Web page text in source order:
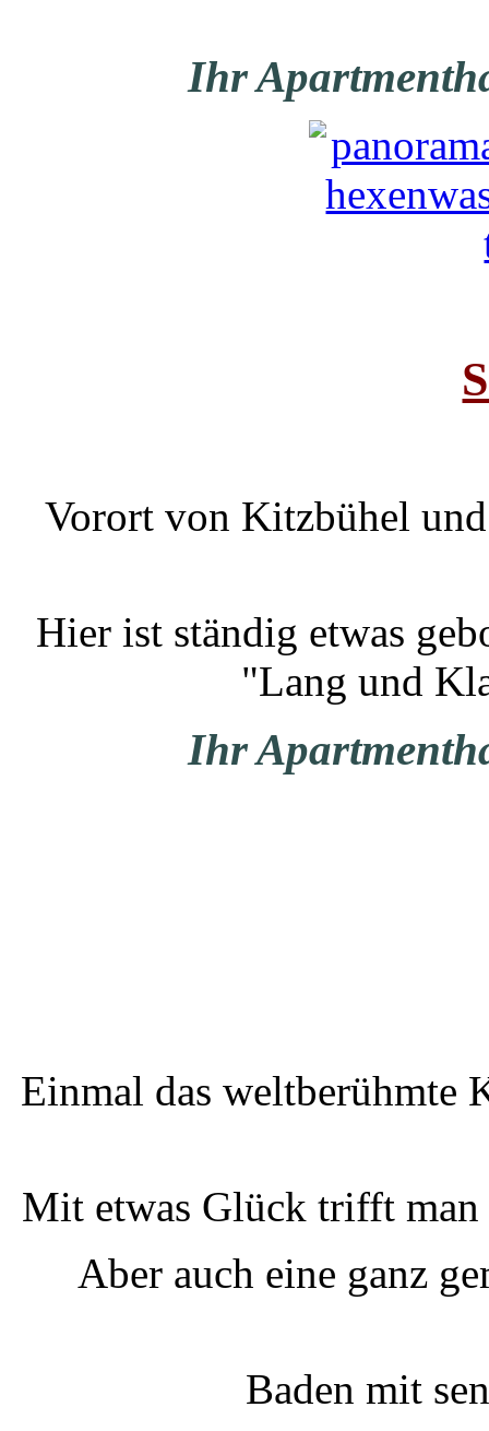
Ihr
Vorort von Kitzbühel
Hier ist ständig etwas
"Lang und
Ihr
Einmal das weltberühmte
Mit etwas Glück trifft man
Aber auch eine ganz
Baden mit